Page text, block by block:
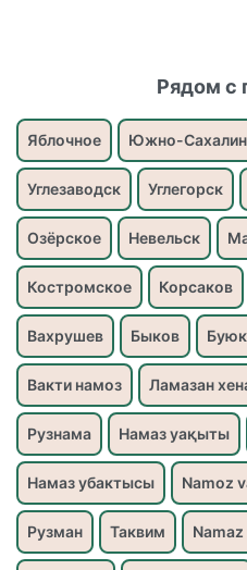
Рядом с
Яблочное Южно-
Углезаводск Углегорск
Озёрское Невельск
Костромское Корсаков
Вахрушев Быков
Вакти намоз Ламазан
Рузнама Намаз уақыты
Намаз убактысы Namoz
Рузман Таквим